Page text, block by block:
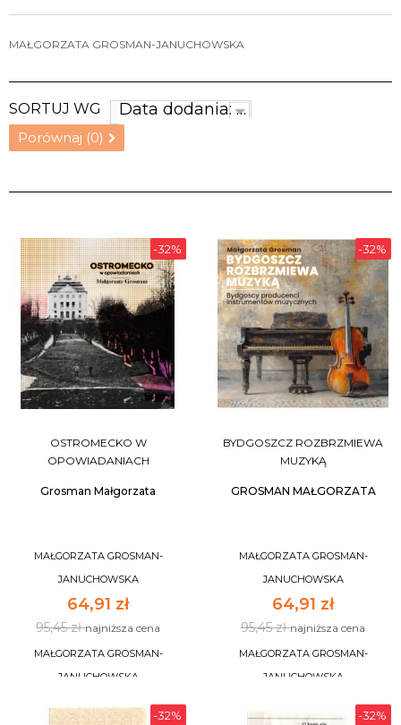
MAŁGORZATA GROSMAN-JANUCHOWSKA
SORTUJ WG Data dodania: najnowsze
Porównaj (0)
-32%
OSTROMECKO W
OPOWIADANIACH
Grosman Małgorzata
MAŁGORZATA GROSMAN-
JANUCHOWSKA
64,91 zł
95,45 złnajniższa cena
MAŁGORZATA GROSMAN-
JANUCHOWSKA
DO KOSZYKA
-32%
BYDGOSZCZ ROZBRZMIEWA
MUZYKĄ
GROSMAN MAŁGORZATA
MAŁGORZATA GROSMAN-
JANUCHOWSKA
64,91 zł
95,45 złnajniższa cena
MAŁGORZATA GROSMAN-
JANUCHOWSKA
DO KOSZYKA
-32% -32%